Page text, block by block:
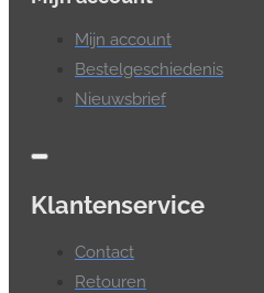
Mijn account
Bestelgeschiedenis
Nieuwsbrief
Klantenservice
Contact
Retouren